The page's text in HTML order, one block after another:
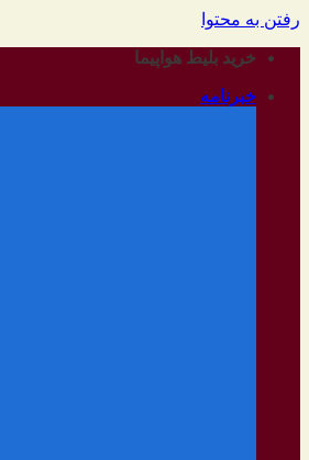
رفتن به محتوا
خرید بلیط هواپیما
خبرنامه